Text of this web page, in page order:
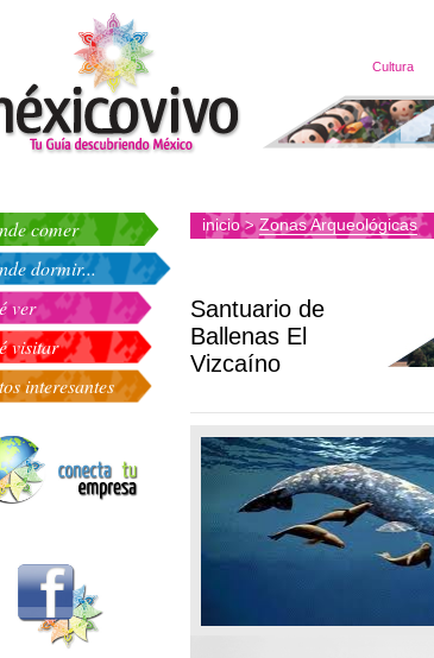
Cultura
comer
dormir...
ver
visitar
interesantes
inicio>Zonas Arqueológicas
Santuario de
Ballenas El
Vizcaíno